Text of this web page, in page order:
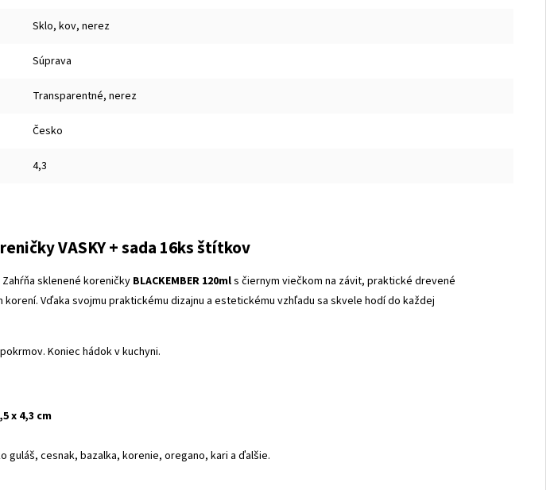
Sklo, kov, nerez
Súprava
Transparentné, nerez
Česko
4,3
VASKY + sada 16ks štítkov
sklenené koreničky BLACKEMBER 120mls čiernym viečkom na závit, praktické drevené
Vďaka svojmu praktickému dizajnu a estetickému vzhľadu sa skvele hodí do každej
Koniec hádok v kuchyni.
x 4,3 cm
guláš, cesnak, bazalka, korenie, oregano, kari a ďalšie.